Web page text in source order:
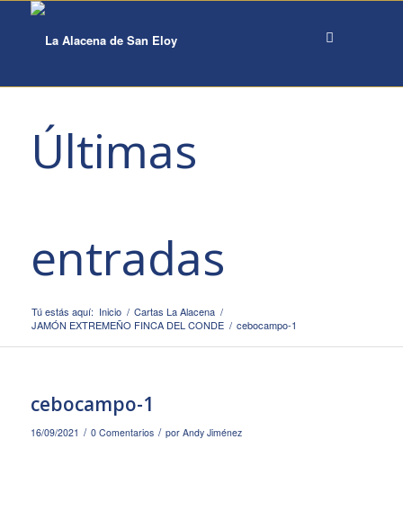
Últimas
entradas
Tú estás aquí: Inicio / Cartas La Alacena /
JAMÓN EXTREMEÑO FINCA DEL CONDE / cebocampo-1
cebocampo-1
16/09/2021 / 0 Comentarios / por Andy Jiménez